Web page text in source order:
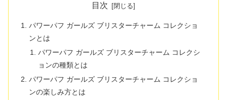
目次
パワーパフ ガールズ ブリスターチャーム コレクショ
ンとは
パワーパフ ガールズ ブリスターチャーム コレクシ
ョンの種類とは
パワーパフ ガールズ ブリスターチャーム コレクショ
ンの楽しみ方とは